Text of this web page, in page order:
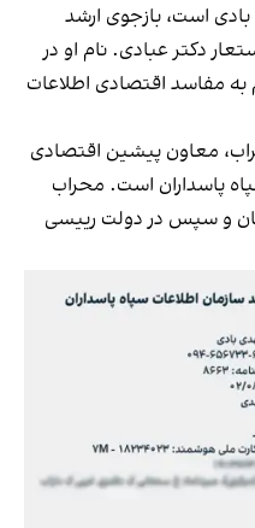
است، بازجوی ارشد
دکتر عبادی. نام او در
به مفاسد اقتصادی اطلاعات
معاون پیشین اقتصادی
پاسداران است. محراب
و سپس در دولت رییسی